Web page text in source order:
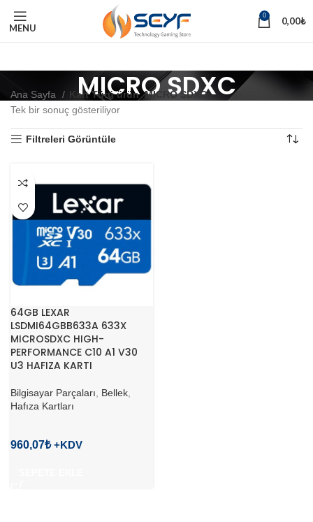
MENU
0 0,00₺
MICRO SDXC
Ana Sayfa Kart Türü ürün MICRO SDXC
Tek bir sonuç gösteriliyor
Filtreleri Görüntüle
64GB LEXAR
LSDMI64GBB633A 633X
MICROSDXC HIGH-
PERFORMANCE C10 A1 V30
U3 HAFIZA KARTI
Bilgisayar Parçaları Bellek
Hafıza Kartları
960,07₺